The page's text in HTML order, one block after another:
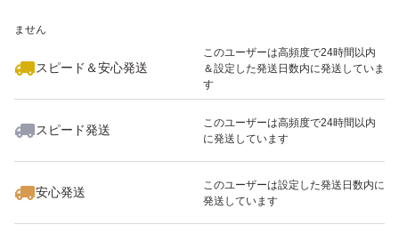
ません
スピード＆安心発送
このユーザーは高頻度で24時間以内
＆設定した発送日数内に発送していま
す
スピード発送
このユーザーは高頻度で24時間以内
に発送しています
安心発送
このユーザーは設定した発送日数内に
発送しています
いいね！
1,580